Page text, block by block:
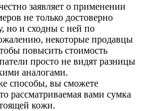
заявляет о применении
не только достоверно
но и сходны с ней по
некоторые продавцы
повысить стоимость
просто не видят разницы
аналогами.
способы, вы сможете
рассматриваемая вами сумка
кожи.